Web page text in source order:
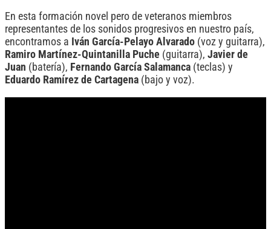
En esta formación novel pero de veteranos miembros
representantes de los sonidos progresivos en nuestro país,
encontramos a Iván García-Pelayo Alvarado (voz y guitarra),
Ramiro Martínez-Quintanilla Puche (guitarra), Javier de
Juan (batería), Fernando García Salamanca (teclas) y
Eduardo Ramírez de Cartagena (bajo y voz).